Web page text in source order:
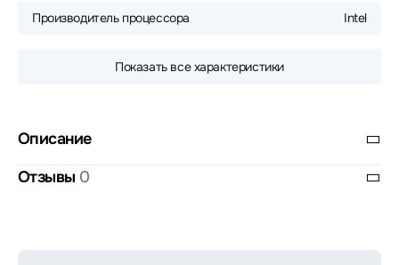
Производитель процессора Intel
Показать все характеристики
Описание
Отзывы 0